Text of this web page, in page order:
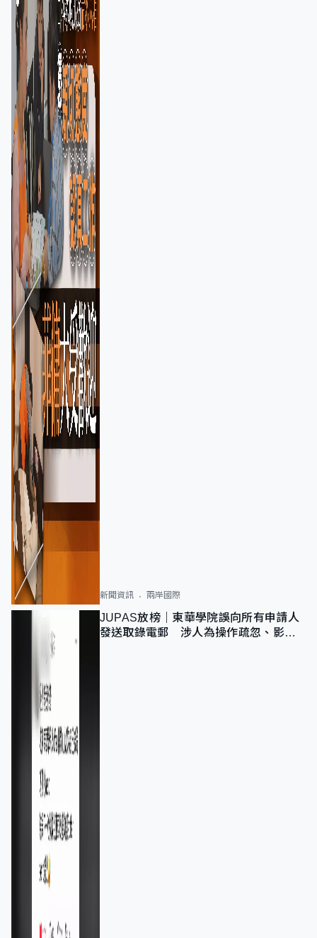
新聞資訊 兩岸國際
JUPAS放榜｜東華學院誤向所有申請人
發送取錄電郵 涉人為操作疏忽、影響